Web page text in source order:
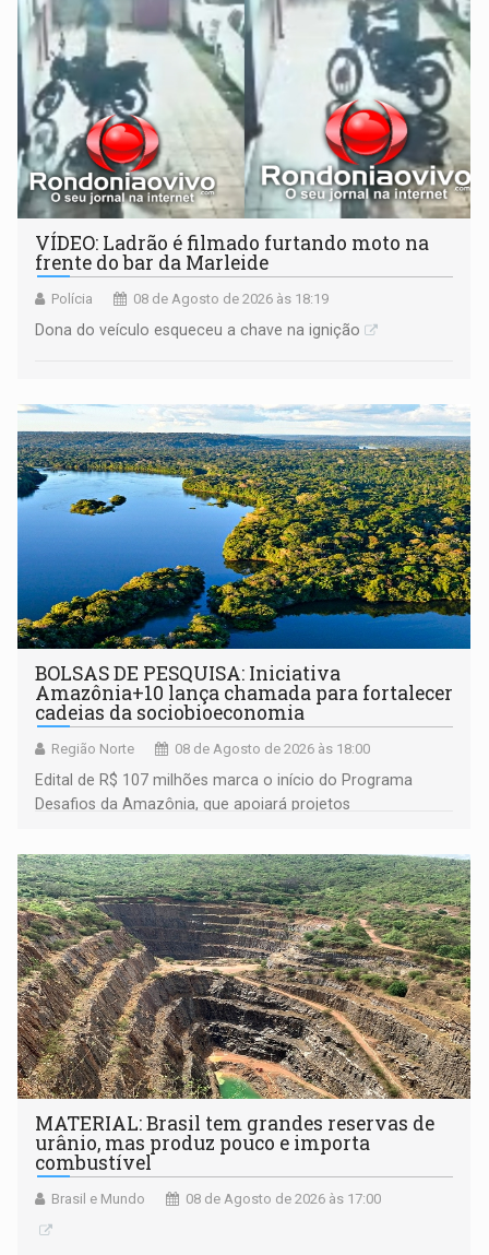
VÍDEO: Ladrão é filmado furtando moto na
frente do bar da Marleide
Polícia 08 de Agosto de 2026 às 18:19
Dona do veículo esqueceu a chave na ignição
BOLSAS DE PESQUISA: Iniciativa
Amazônia+10 lança chamada para fortalecer
cadeias da sociobioeconomia
Região Norte 08 de Agosto de 2026 às 18:00
Edital de R$ 107 milhões marca o início do Programa
Desafios da Amazônia, que apoiará projetos
submissão de pré-propostas poderá ser feita até 1º de
setembro
MATERIAL: Brasil tem grandes reservas de
urânio, mas produz pouco e importa
combustível
Brasil e Mundo 08 de Agosto de 2026 às 17:00